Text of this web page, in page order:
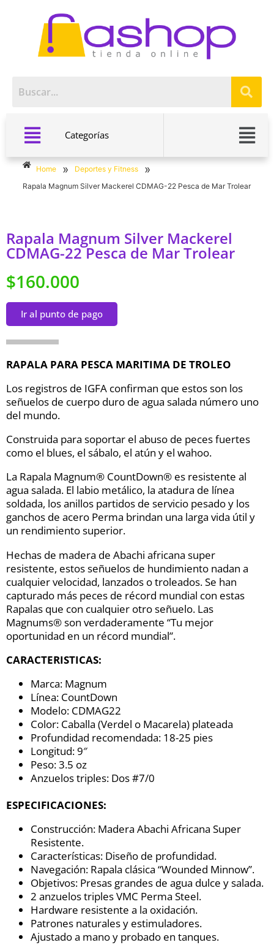
Categorías
Home » Deportes y Fitness »
Rapala Magnum Silver Mackerel CDMAG-22 Pesca de Mar Trolear
Rapala Magnum Silver Mackerel
CDMAG-22 Pesca de Mar Trolear
$160.000
Ir al punto de pago
RAPALA PARA PESCA MARITIMA DE TROLEO
Los registros de IGFA confirman que estos son los
señuelos de cuerpo duro de agua salada número uno
del mundo.
Construida para soportar el abuso de peces fuertes
como el blues, el sábalo, el atún y el wahoo.
La Rapala Magnum® CountDown® es resistente al
agua salada. El labio metálico, la atadura de línea
soldada, los anillos partidos de servicio pesado y los
ganchos de acero Perma brindan una larga vida útil y
un rendimiento superior.
Hechas de madera de Abachi africana super
resistente, estos señuelos de hundimiento nadan a
cualquier velocidad, lanzados o troleados. Se han
capturado más peces de récord mundial con estas
Rapalas que con cualquier otro señuelo. Las
Magnums® son verdaderamente “Tu mejor
oportunidad en un récord mundial”.
CARACTERISTICAS:
Marca: Magnum
Línea: CountDown
Modelo: CDMAG22
Color: Caballa (Verdel o Macarela) plateada
Profundidad recomendada: 18-25 pies
Longitud: 9″
Peso: 3.5 oz
Anzuelos triples: Dos #7/0
ESPECIFICACIONES:
Construcción: Madera Abachi Africana Super
Resistente.
Características: Diseño de profundidad.
Navegación: Rapala clásica “Wounded Minnow”.
Objetivos: Presas grandes de agua dulce y salada.
2 anzuelos triples VMC Perma Steel.
Hardware resistente a la oxidación.
Patrones naturales y estimuladores.
Ajustado a mano y probado en tanques.